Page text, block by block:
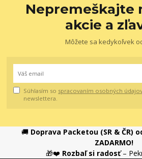
Nepremeškajte
akcie a
Môžete sa kedykoľvek
Súhlasím so spracovaním osobných
newslettera.
🚚 Doprava Packetou (SR & ČR)
ZADARMO!
🎁❤️ Rozbaľ si radosť–